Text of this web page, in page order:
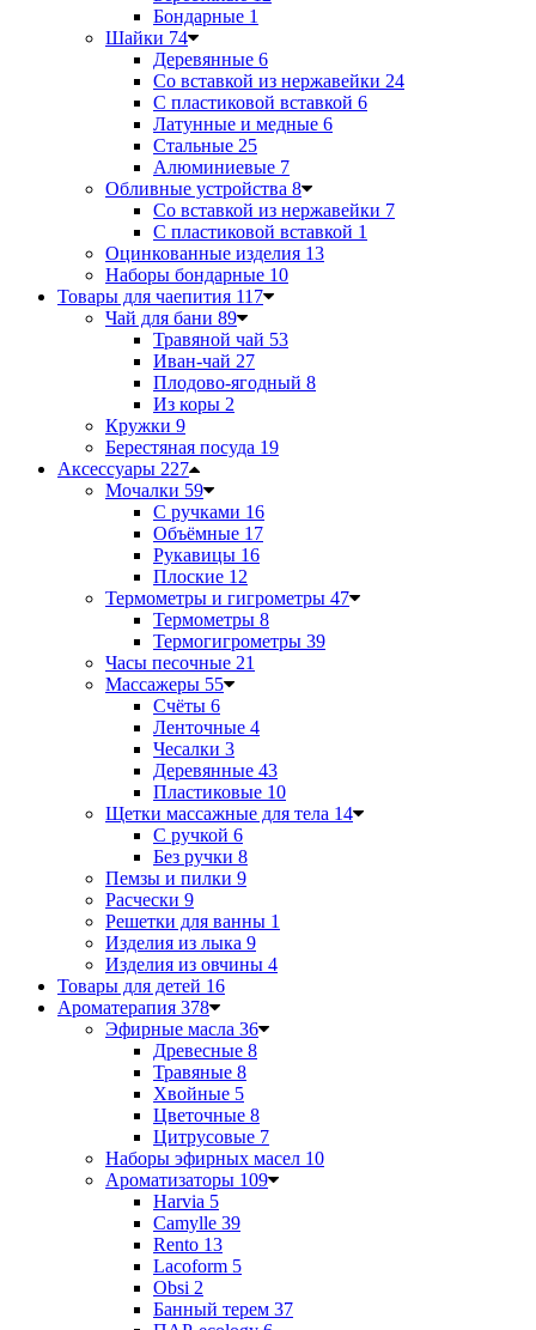
Бондарные 1
Шайки 74
Деревянные 6
Со вставкой из нержавейки 24
С пластиковой вставкой 6
Латунные и медные 6
Стальные 25
Алюминиевые 7
Обливные устройства 8
Со вставкой из нержавейки 7
С пластиковой вставкой 1
Оцинкованные изделия 13
Наборы бондарные 10
Товары для чаепития 117
Чай для бани 89
Травяной чай 53
Иван-чай 27
Плодово-ягодный 8
Из коры 2
Кружки 9
Берестяная посуда 19
Аксессуары 227
Мочалки 59
С ручками 16
Объёмные 17
Рукавицы 16
Плоские 12
Термометры и гигрометры 47
Термометры 8
Термогигрометры 39
Часы песочные 21
Массажеры 55
Счёты 6
Ленточные 4
Чесалки 3
Деревянные 43
Пластиковые 10
Щетки массажные для тела 14
С ручкой 6
Без ручки 8
Пемзы и пилки 9
Расчески 9
Решетки для ванны 1
Изделия из лыка 9
Изделия из овчины 4
Товары для детей 16
Ароматерапия 378
Эфирные масла 36
Древесные 8
Травяные 8
Хвойные 5
Цветочные 8
Цитрусовые 7
Наборы эфирных масел 10
Ароматизаторы 109
Harvia 5
Camylle 39
Rento 13
Lacoform 5
Obsi 2
Банный терем 37